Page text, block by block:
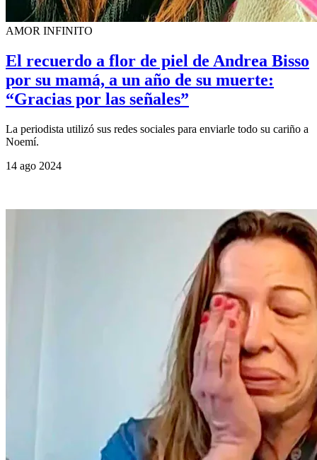
AMOR INFINITO
El recuerdo a flor de piel de Andrea Bisso
por su mamá, a un año de su muerte:
“Gracias por las señales”
La periodista utilizó sus redes sociales para enviarle todo su cariño a
Noemí.
14 ago 2024